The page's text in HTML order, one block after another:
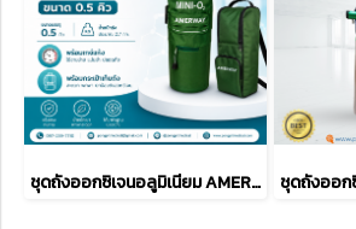
ชุดถังออกซิเจนอลูมิเนียม AMERWAY รุ่น MINI ครบชุุด